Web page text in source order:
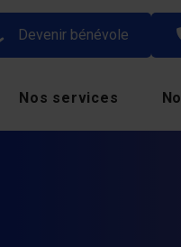
Devenir bénévole
Nos services